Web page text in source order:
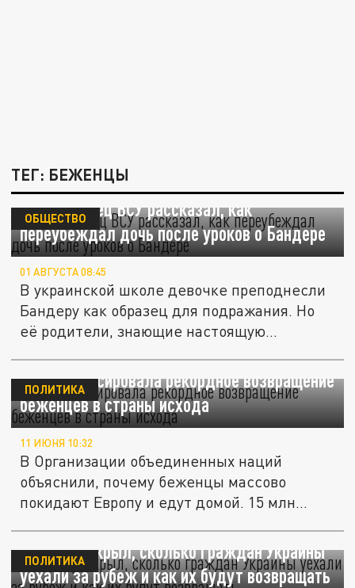
ТЕГ: БЕЖЕНЦЫ
Бывший боец ВСУ рассказал, как
переубеждал дочь после уроков о Бандере
ОБЩЕСТВО
01 АВГУСТА 08:45
В украинской школе девочке преподнесли
Бандеру как образец для подражания. Но
её родители, знающие настоящую...
ООН зафиксировала рекордное возвращение
беженцев в страны исхода
ПОЛИТИКА
11 ИЮНЯ 10:32
В Организации объединенных наций
объяснили, почему беженцы массово
покидают Европу и едут домой. 15 млн...
Сибига раскрыл, сколько граждан Украины
уехали за рубеж и как их будут возвращать
ПОЛИТИКА